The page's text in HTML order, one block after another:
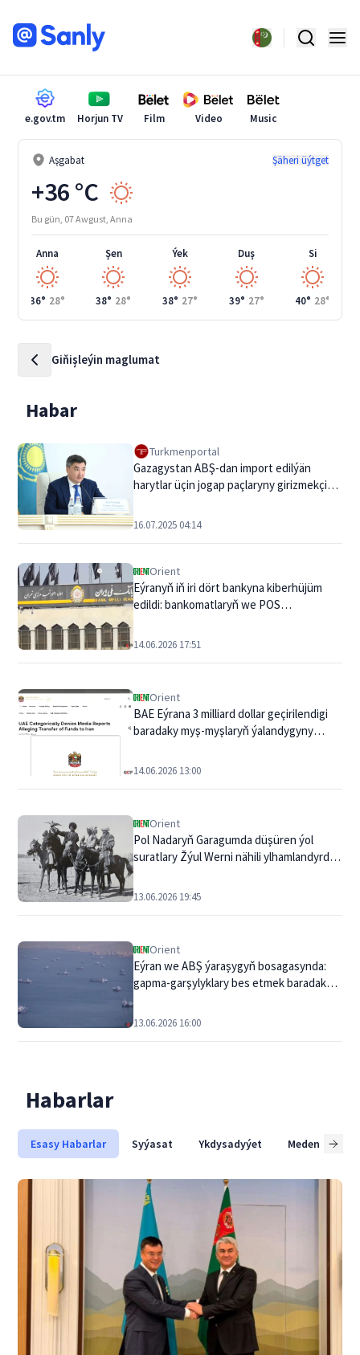
e.gov.tm Horjun TV Film Video Music
Aşgabat Şäheri üýtget
+36 °C
Bu gün, 07 Awgust, Anna
Anna
36° 28°
Şen
38° 28°
Ýek
38° 27°
Duş
39° 27°
Si
40° 28°
Giňişleýin maglumat
Habar
Turkmenportal
Gazagystan ABŞ-dan import edilýän
harytlar üçin jogap paçlaryny girizmekçi
16.07.2025 04:14
Orient
Eýranyň iň iri dört bankyna kiberhüjüm
edildi: bankomatlaryň we POS
çykdy, emma müşderileriň
14.06.2026 17:51
Orient
BAE Eýrana 3 milliard dollar geçirilendigi
baradaky myş-myşlaryň ýalandygyny
Eýranyň ne doňdurylan aktiwlerini açdy,
14.06.2026 13:00
Orient
Pol Nadaryň Garagumda düşüren ýol
suratlary Žýul Werni nähili ylhamlandyrdy
13.06.2026 19:45
Orient
Eýran we ABŞ ýaraşygyň bosagasynda:
gapma-garşylyklary bes etmek baradaky
13.06.2026 16:00
Habarlar
Esasy Habarlar Syýasat Ykdysadyýet Medeniýet